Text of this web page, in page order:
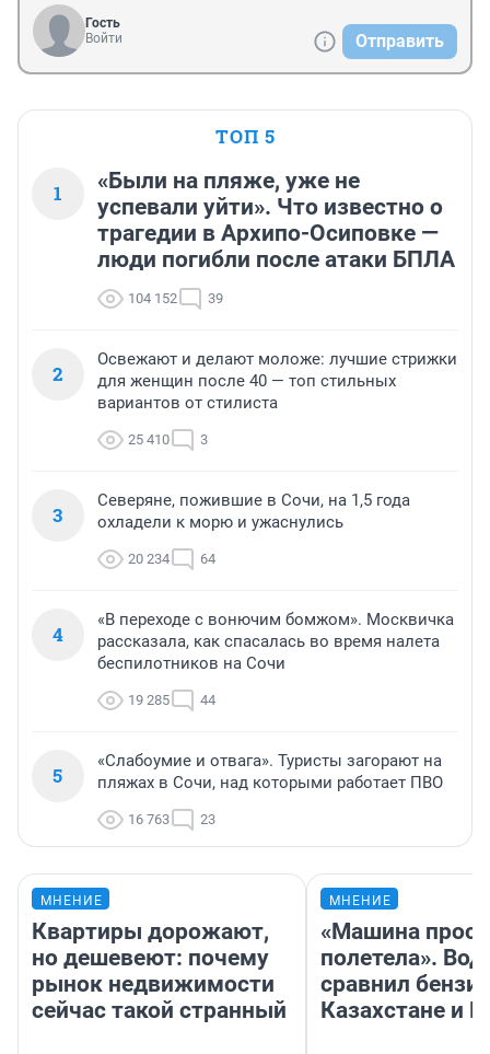
Гость
Войти
Отправить
ТОП 5
1
«Были на пляже, уже не
успевали уйти». Что известно о
трагедии в Архипо-Осиповке —
люди погибли после атаки БПЛА
104 152 39
2
Освежают и делают моложе: лучшие стрижки
для женщин после 40 — топ стильных
вариантов от стилиста
25 410 3
3
Северяне, пожившие в Сочи, на 1,5 года
охладели к морю и ужаснулись
20 234 64
4
«В переходе с вонючим бомжом». Москвичка
рассказала, как спасалась во время налета
беспилотников на Сочи
19 285 44
5
«Слабоумие и отвага». Туристы загорают на
пляжах в Сочи, над которыми работает ПВО
16 763 23
МНЕНИЕ
Квартиры дорожают,
но дешевеют: почему
рынок недвижимости
сейчас такой странный
МНЕНИЕ
«Машина
полетела».
сравнил
Казахстане и